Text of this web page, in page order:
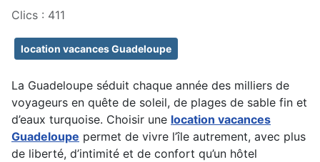
Clics : 411
location vacances Guadeloupe
La Guadeloupe séduit chaque année des milliers de
voyageurs en quête de soleil, de plages de sable fin et
d’eaux turquoise. Choisir une location vacances
Guadeloupe permet de vivre l’île autrement, avec plus
de liberté, d’intimité et de confort qu’un hôtel